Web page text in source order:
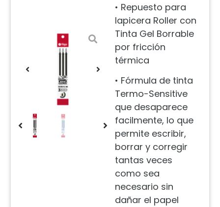
• Repuesto para
lapicera Roller con
Tinta Gel Borrable
por fricción
térmica
• Fórmula de tinta
Termo-Sensitive
que desaparece
facilmente, lo que
permite escribir,
borrar y corregir
tantas veces
como sea
necesario sin
dañar el papel